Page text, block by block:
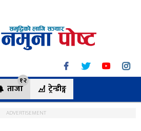
ताजा
१२
ट्रेन्डीङ्ग
ADVERTISEMENT